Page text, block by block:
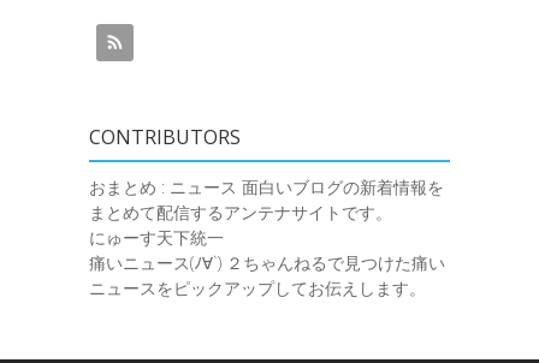
CONTRIBUTORS
おまとめ : ニュース 面白いブログの新着情報を
まとめて配信するアンテナサイトです。
にゅーす天下統一
痛いニュース(ﾉ∀`) ２ちゃんねるで見つけた痛い
ニュースをピックアップしてお伝えします。